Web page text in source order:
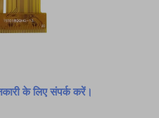
के लिए संपर्क करें।